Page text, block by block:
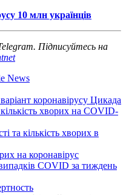
10 млн українців
Підписуйтесь на
News
коронавірусу Цикада
хворих на COVID-
та кількість хворих в
на коронавірус
випадків COVID за тиждень